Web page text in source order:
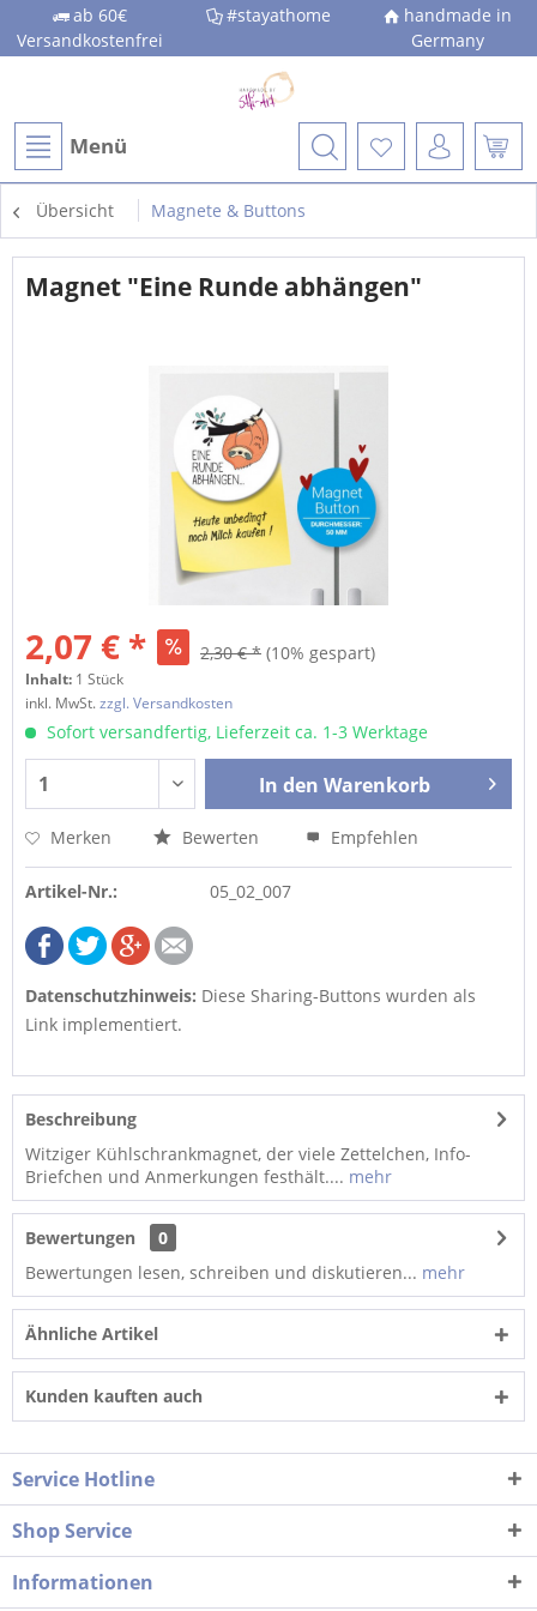
ab 60€
Versandkostenfrei
#stayathome
handmade in
Germany
Menü
Übersicht Magnete & Buttons
Magnet "Eine Runde abhängen"
2,07 € * 2,30 € * (10% gespart)
Inhalt: 1 Stück
inkl. MwSt.zzgl. Versandkosten
Sofort versandfertig, Lieferzeit ca. 1-3 Werktage
In den Warenkorb
Merken Bewerten Empfehlen
Artikel-Nr.: 05_02_007
Datenschutzhinweis: Diese Sharing-Buttons wurden als
Link implementiert.
Beschreibung
Witziger Kühlschrankmagnet, der viele Zettelchen, Info-
Briefchen und Anmerkungen festhält.... mehr
Bewertungen
0
Bewertungen lesen, schreiben und diskutieren... mehr
Ähnliche Artikel
Kunden kauften auch
Service Hotline
Shop Service
Informationen